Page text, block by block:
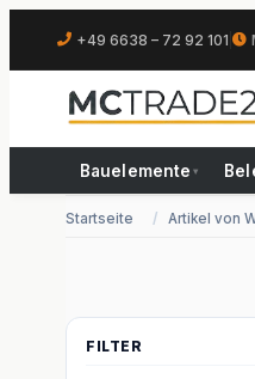
+49 6638 – 72 92 101
Bauelemente ▾
Startseite Artikel von